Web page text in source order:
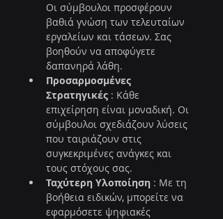
Οι σύμβουλοι προσφέρουν
βαθιά γνώση των τελευταίων
εργαλείων και τάσεων. Σας
βοηθούν να αποφύγετε
δαπανηρά λάθη.
Προσαρμοσμένες
Στρατηγικές : Κάθε
επιχείρηση είναι μοναδική. Οι
σύμβουλοι σχεδιάζουν λύσεις
που ταιριάζουν στις
συγκεκριμένες ανάγκες και
τους στόχους σας.
Ταχύτερη Υλοποίηση : Με τη
βοήθεια ειδικών, μπορείτε να
εφαρμόσετε ψηφιακές